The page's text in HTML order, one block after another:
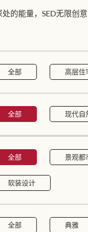
的能量，SED无限创
全部 高层住
全部 现代自
全部 景观都
软装设计
全部 典雅